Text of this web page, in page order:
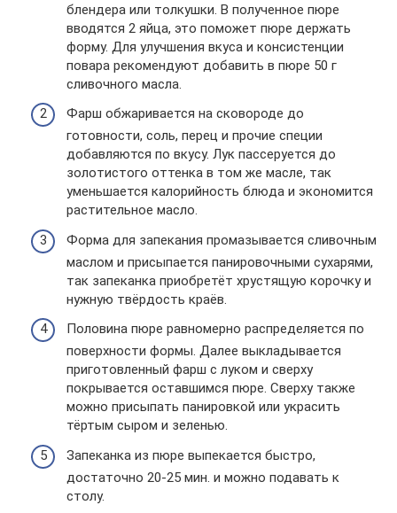
блендера или толкушки. В полученное пюре
вводятся 2 яйца, это поможет пюре держать
форму. Для улучшения вкуса и консистенции
повара рекомендуют добавить в пюре 50 г
сливочного масла.
Фарш обжаривается на сковороде до
готовности, соль, перец и прочие специи
добавляются по вкусу. Лук пассеруется до
золотистого оттенка в том же масле, так
уменьшается калорийность блюда и экономится
растительное масло.
Форма для запекания промазывается сливочным
маслом и присыпается панировочными сухарями,
так запеканка приобретёт хрустящую корочку и
нужную твёрдость краёв.
Половина пюре равномерно распределяется по
поверхности формы. Далее выкладывается
приготовленный фарш с луком и сверху
покрывается оставшимся пюре. Сверху также
можно присыпать панировкой или украсить
тёртым сыром и зеленью.
Запеканка из пюре выпекается быстро,
достаточно 20-25 мин. и можно подавать к
столу.